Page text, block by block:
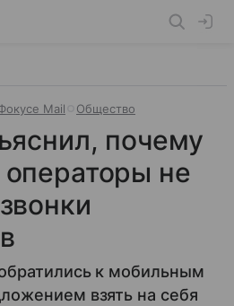
Mail Общество
почему
не
к мобильным
взять на себя